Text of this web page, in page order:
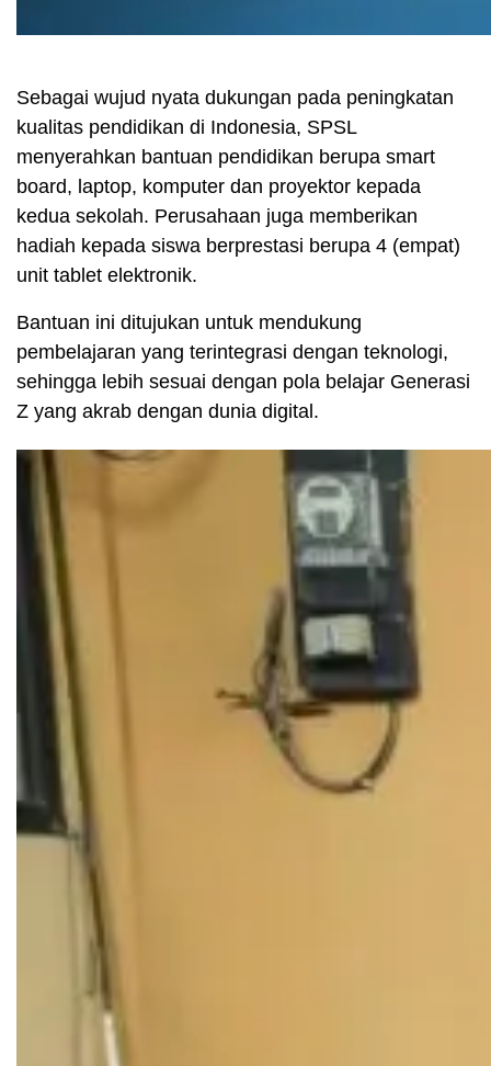
Sebagai wujud nyata dukungan pada peningkatan
kualitas pendidikan di Indonesia, SPSL
menyerahkan bantuan pendidikan berupa smart
board, laptop, komputer dan proyektor kepada
kedua sekolah. Perusahaan juga memberikan
hadiah kepada siswa berprestasi berupa 4 (empat)
unit tablet elektronik.
Bantuan ini ditujukan untuk mendukung
pembelajaran yang terintegrasi dengan teknologi,
sehingga lebih sesuai dengan pola belajar Generasi
Z yang akrab dengan dunia digital.